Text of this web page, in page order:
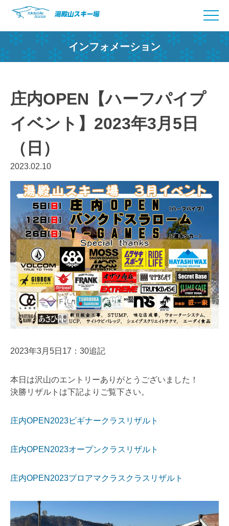
content
インフォメーション
庄内OPEN【ハーフパイプ
イベント】2023年3月5日
（日）
2023.02.10
2023年3月5日17：30追記
本日は沢山のエントリーありがとうございました！
決勝リザルトは下記よりご覧下さい。
庄内OPEN2023ビギナークラスリザルト
庄内OPEN2023オープンクラスリザルト
庄内OPEN2023プロアマクラスクラスリザルト